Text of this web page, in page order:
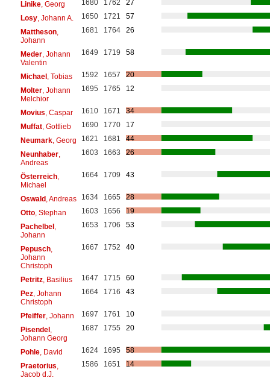
Linike, Georg 1680 1762
27
Losy, Johann A. 1650 1721
57
Mattheson,
Johann
1681 1764 26
Meder, Johann
Valentin
1649 1719 58
Michael, Tobias 1592 1657
20
Molter, Johann
Melchior
1695 1765 12
Movius , Caspar 1610 1671
34
Muffat, Gottlieb 1690 1770
17
Neumark, Georg 1621 1681
44
Neunhaber,
Andreas
1603 1663 26
Österreich,
Michael
1664 1709 43
Oswald, Andreas 1634 1665
28
Otto, Stephan 1603 1656
19
Pachelbel,
Johann
1653 1706 53
Pepusch,
Johann
Christoph
1667 1752 40
Petritz, Basilius 1647 1715
60
Pez, Johann
Christoph
1664 1716 43
Pfeiffer, Johann 1697 1761
10
Pisendel,
Johann Georg
1687 1755 20
Pohle, David 1624 1695
58
Praetorius
Jacob d.J.
1586 1651 14